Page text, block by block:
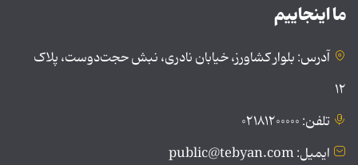
ما اینجاییم
آدرس: بلوار کشاورز، خیابان نادری، نبش حجت‌دوست، پلاک
۱۲
تلفن: ۰۲۱۸۱۲۰۰۰۰۰
ایمیل: public@tebyan.com